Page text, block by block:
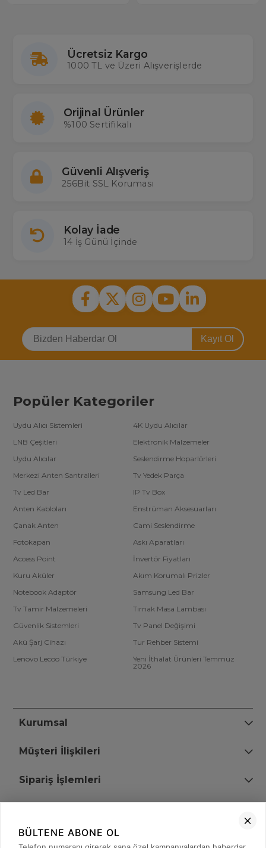
Ücretsiz Kargo
1000 TL ve Üzeri Alışverişlerde
Orijinal Ürünler
%100 Sertifikalı
Güvenli Alışveriş
256Bit SSL Koruması
Kolay İade
14 İş Günü İçinde
Kayıt Ol
Popüler Kategoriler
Uydu Alıcı Sistemleri
4K Uydu Alıcılar
LNB Çeşitleri
Elektronik Malzemeler
Uydu Alıcılar
Seslendirme Hoparlörleri
Merkezi Anten Santralleri
Tv Yedek Parça
Tv Led Bar
IP Tv Box
Anten Kabloları
Enstrüman Aksesuarları
Çanak Anten
Cami Seslendirme
Fotokapan
Askı Aparatları
Access Point
İnvertör Fiyatları
Kuru Aküler
Akım Korumalı Prizler
Notebook Adaptör
Samsung Led Bar
Tv Tamir Malzemeleri
Tırnak Masa Lambası
Güvenlik Sistemleri
Tv Panel Değişimi
Akü Şarj Cihazı
Tur Rehber Sistemi
Lenovo Lecoo Türkiye
Yeni İthalat Ürünleri Temmuz
2026
Kurumsal
Müşteri İlişkileri
Sipariş İşlemleri
+90 (850) 473 08 08
BÜLTENE ABONE OL